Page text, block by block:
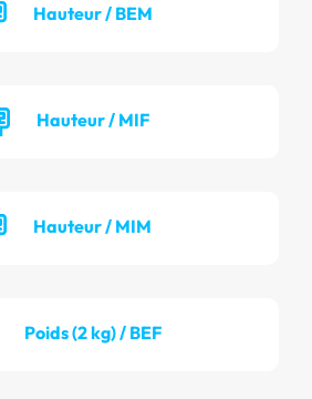
Hauteur / BEM
Hauteur / MIF
Hauteur / MIM
Poids (2 kg) / BEF